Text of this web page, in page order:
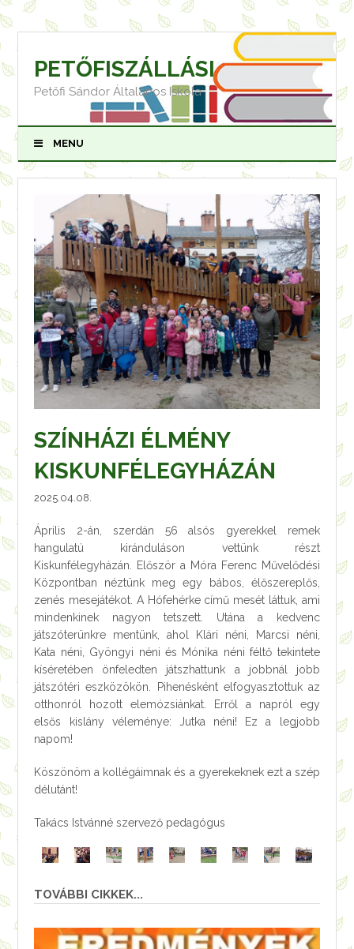
Skip
to
content
PETŐFISZÁLLÁSI
Petőfi Sándor Általános Iskola
MENU
SZÍNHÁZI ÉLMÉNY
KISKUNFÉLEGYHÁZÁN
2025.04.08.
Április 2-án, szerdán 56 alsós gyerekkel remek
hangulatú kiránduláson vettünk részt
Kiskunfélegyházán. Először a Móra Ferenc Művelődési
Központban néztünk meg egy bábos, élőszereplős,
zenés mesejátékot. A Hófehérke című mesét láttuk, ami
mindenkinek nagyon tetszett. Utána a kedvenc
játszóterünkre mentünk, ahol Klári néni, Marcsi néni,
Kata néni, Gyöngyi néni és Mónika néni féltő tekintete
kíséretében önfeledten játszhattunk a jobbnál jobb
játszótéri eszközökön. Pihenésként elfogyasztottuk az
otthonról hozott elemózsiánkat. Erről a napról egy
elsős kislány véleménye: Jutka néni! Ez a legjobb
napom!
Köszönöm a kollégáimnak és a gyerekeknek ezt a szép
délutánt!
Takács Istvánné szervező pedagógus
TOVÁBBI CIKKEK...